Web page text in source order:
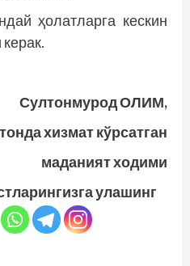
ҳолатларга кескин
Султонмурод ОЛИМ,
хизмат кўрсатган
маданият ходими
улашинг